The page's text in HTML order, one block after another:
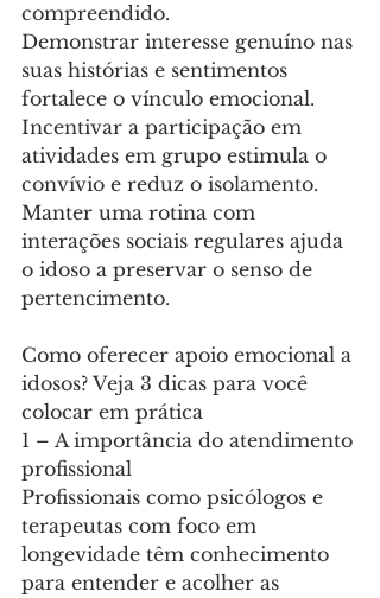
compreendido.
Demonstrar interesse genuíno nas
suas histórias e sentimentos
fortalece o vínculo emocional.
Incentivar a participação em
atividades em grupo estimula o
convívio e reduz o isolamento.
Manter uma rotina com
interações sociais regulares ajuda
o idoso a preservar o senso de
pertencimento.
Como oferecer apoio emocional a
idosos? Veja 3 dicas para você
colocar em prática
1 – A importância do atendimento
profissional
Profissionais como psicólogos e
terapeutas com foco em
longevidade têm conhecimento
para entender e acolher as